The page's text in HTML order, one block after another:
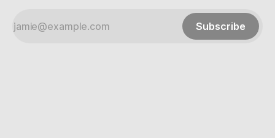
Subscribe